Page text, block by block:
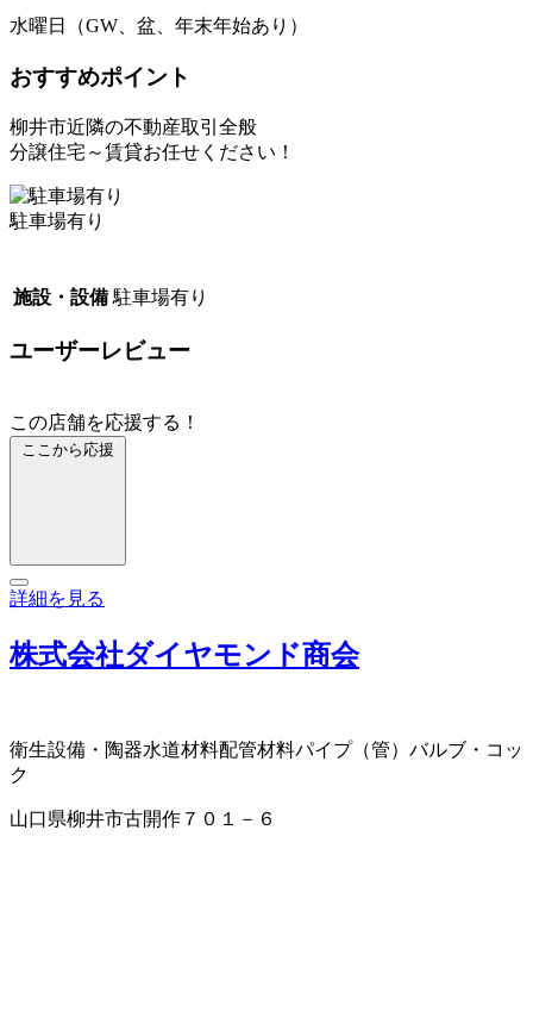
水曜日（GW、盆、年末年始あり）
おすすめポイント
柳井市近隣の不動産取引全般
分譲住宅～賃貸お任せください！
駐車場有り
施設・設備 駐車場有り
ユーザーレビュー
この店舗を応援する！
ここから応援
詳細を見る
株式会社ダイヤモンド商会
衛生設備・陶器水道材料配管材料パイプ（管） バルブ・コッ
ク
山口県柳井市古開作７０１－６